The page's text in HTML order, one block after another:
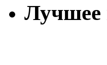
Лучшее